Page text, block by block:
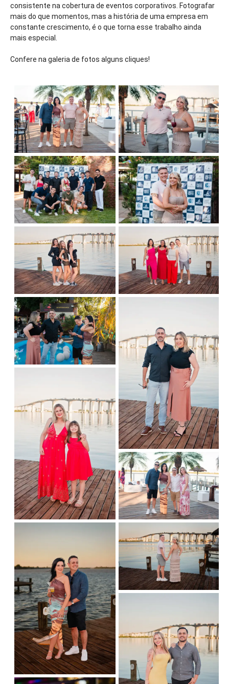
consistente na cobertura de eventos corporativos. Fotografar
mais do que momentos, mas a história de uma empresa em
constante crescimento, é o que torna esse trabalho ainda
mais especial.
Confere na galeria de fotos alguns cliques!